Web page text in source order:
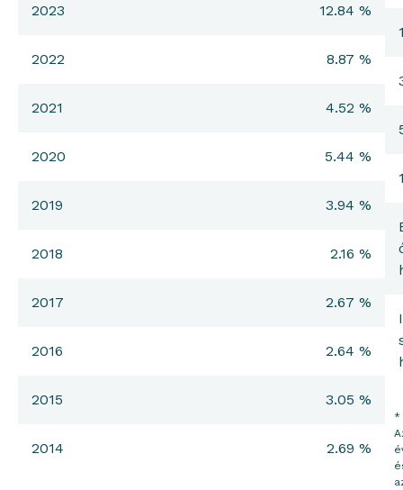
2023 12.84 %
2022 8.87 %
2021 4.52 %
2020 5.44 %
2019 3.94 %
2018 2.16 %
2017 2.67 %
2016 2.64 %
2015 3.05 %
2014 2.69 %
*